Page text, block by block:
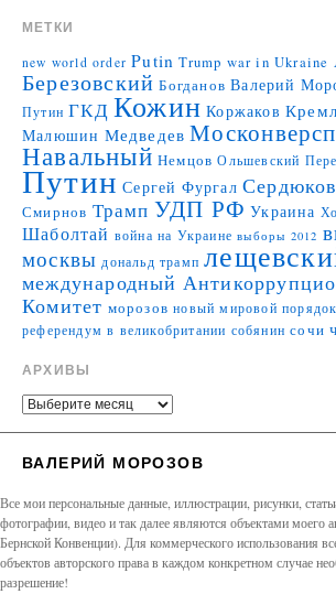
МЕТКИ
new world order Putin Trump war in Ukraine
Березовский Богданов Валерий
Путин ГКД Кожин Коржаков
Малюшин Медведев
Навальный Немцов Ольшевский
Путин Сергей Фургал Сердюков
Смирнов Трамп УДП РФ Украина
Шаболтай война на Украине выборы 2012
москвы дональд трамп
международный
Комитет морозов новый мировой порядок
референдум в великобритании собянин сочи
АРХИВЫ
ВАЛЕРИЙ МОРОЗОВ
Все мои персональные данные, иллюстрации, рисунки,
фотографии, видео и так далее являются объектами моего
Бернской Конвенции). Для коммерческого использования
объектов авторского права в каждом конкретном случае
разрешение!